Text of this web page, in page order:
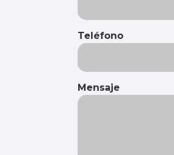
Teléfono
Mensaje